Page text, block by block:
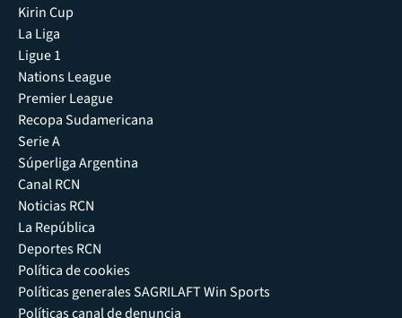
Kirin Cup
La Liga
Ligue 1
Nations League
Premier League
Recopa Sudamericana
Serie A
Súperliga Argentina
Canal RCN
Noticias RCN
La República
Deportes RCN
Política de cookies
Políticas generales SAGRILAFT Win Sports
Políticas canal de denuncia